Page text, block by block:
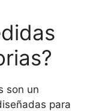
son un
para